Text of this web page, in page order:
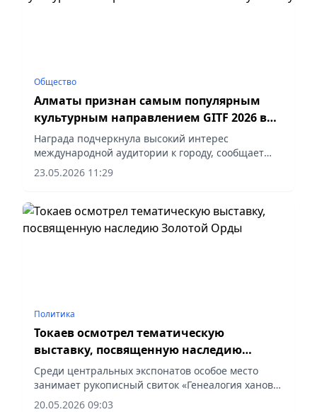
Общество
Алматы признан самым популярным
культурным направлением GITF 2026 в
Гуанчжоу
Награда подчеркнула высокий интерес
международной аудитории к городу, сообщает
vecher.kz.
23.05.2026 11:29
Политика
Токаев осмотрел тематическую
выставку, посвященную наследию
Золотой Орды
Среди центральных экспонатов особое место
занимает рукописный свиток «Генеалогия ханов»,
сообщает vecher.kz.
20.05.2026 09:03